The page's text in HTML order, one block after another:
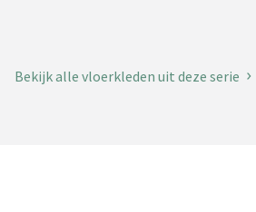
Bekijk alle vloerkleden uit deze serie